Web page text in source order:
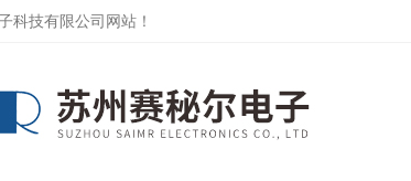
科技有限公司网站！